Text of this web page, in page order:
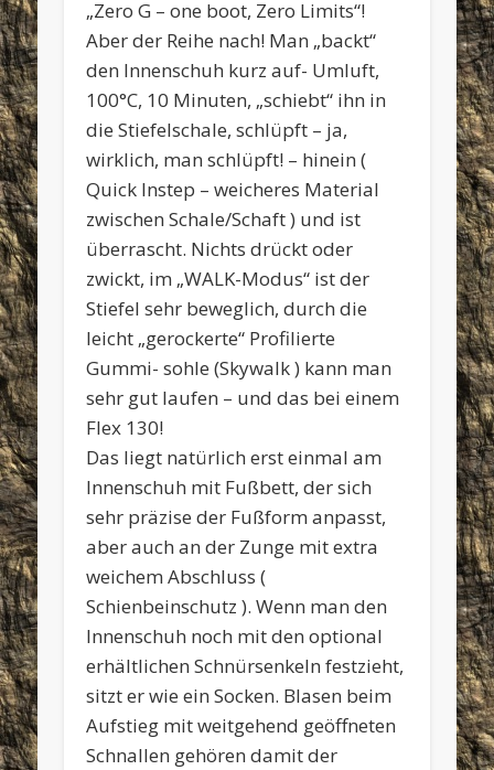
„Zero G – one boot, Zero Limits“!
Aber der Reihe nach! Man „backt“
den Innenschuh kurz auf- Umluft,
100°C, 10 Minuten, „schiebt“ ihn in
die Stiefelschale, schlüpft – ja,
wirklich, man schlüpft! – hinein (
Quick Instep – weicheres Material
zwischen Schale/Schaft ) und ist
überrascht. Nichts drückt oder
zwickt, im „WALK-Modus“ ist der
Stiefel sehr beweglich, durch die
leicht „gerockerte“ Profilierte
Gummi- sohle (Skywalk ) kann man
sehr gut laufen – und das bei einem
Flex 130!
Das liegt natürlich erst einmal am
Innenschuh mit Fußbett, der sich
sehr präzise der Fußform anpasst,
aber auch an der Zunge mit extra
weichem Abschluss (
Schienbeinschutz ). Wenn man den
Innenschuh noch mit den optional
erhältlichen Schnürsenkeln festzieht,
sitzt er wie ein Socken. Blasen beim
Aufstieg mit weitgehend geöffneten
Schnallen gehören damit der